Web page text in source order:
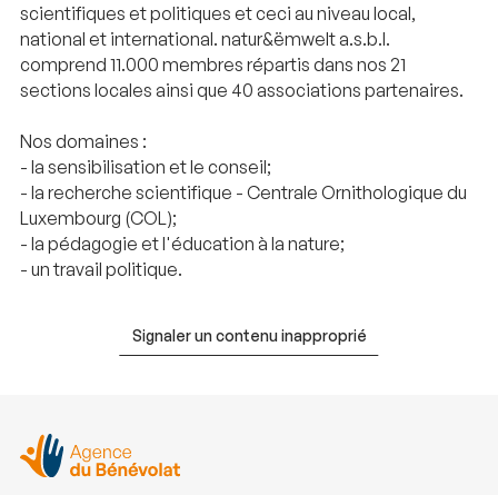
scientifiques et politiques et ceci au niveau local,
national et international. natur&ëmwelt a.s.b.l.
comprend 11.000 membres répartis dans nos 21
sections locales ainsi que 40 associations partenaires.
Nos domaines :
- la sensibilisation et le conseil;
- la recherche scientifique - Centrale Ornithologique du
Luxembourg (COL);
- la pédagogie et l'éducation à la nature;
- un travail politique.
Signaler un contenu inapproprié